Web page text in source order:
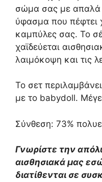
σώμα σας με απαλά
ύφασμα που πέφτει
καμπύλες σας. Το
χαϊδεύεται
λαιμόκοψη και τις
Το σετ
με το babydoll.
Σύνθεση: 73%
Γνωρίστε την
αισθησιακά μας
διατίθενται σε